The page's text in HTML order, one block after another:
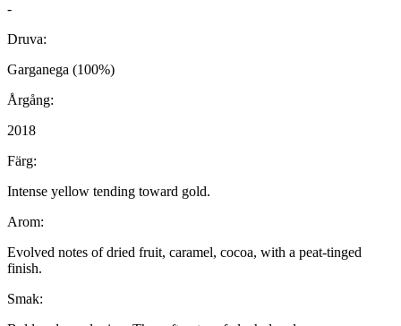
-
Druva:
Garganega (100%)
Årgång:
2018
Färg:
Intense yellow tending toward gold.
Arom:
Evolved notes of dried fruit, caramel, cocoa, with a peat-tinged
finish.
Smak: